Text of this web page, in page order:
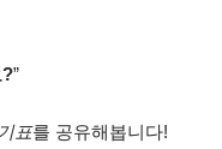
?”
표를 공유해봅니다!